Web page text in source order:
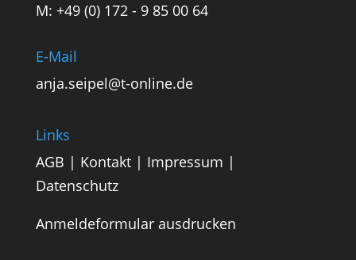
M: +49 (0) 172 - 9 85 00 64
E-Mail
anja.seipel@t-online.de
Links
AGB | Kontakt| Impressum |
Datenschutz
Anmeldeformular ausdrucken